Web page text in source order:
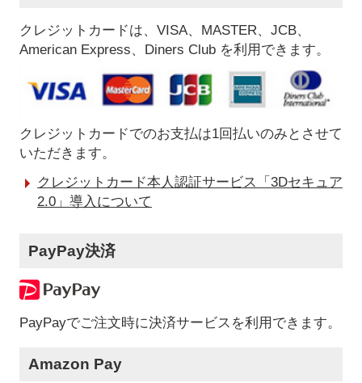
クレジットカードは、VISA、MASTER、JCB、
American Express、Diners Club を利用できます。
クレジットカードでのお支払は1回払いのみとさせて
いただきます。
クレジットカード本人認証サービス「3Dセキュア
2.0」導入について
PayPay決済
PayPayでご注文時に決済サービスを利用できます。
Amazon Pay